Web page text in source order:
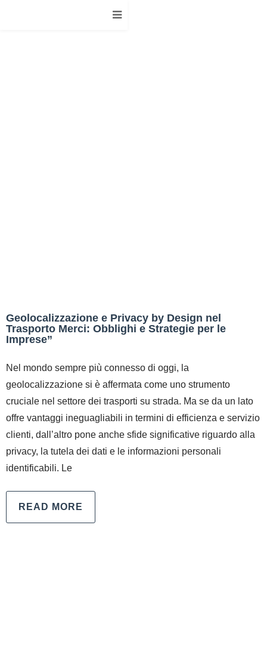
Geolocalizzazione e Privacy by Design nel
Trasporto Merci: Obblighi e Strategie per le
Imprese”
Nel mondo sempre più connesso di oggi, la
geolocalizzazione si è affermata come uno strumento
cruciale nel settore dei trasporti su strada. Ma se da un lato
offre vantaggi ineguagliabili in termini di efficienza e servizio
clienti, dall’altro pone anche sfide significative riguardo alla
privacy, la tutela dei dati e le informazioni personali
identificabili. Le
READ MORE